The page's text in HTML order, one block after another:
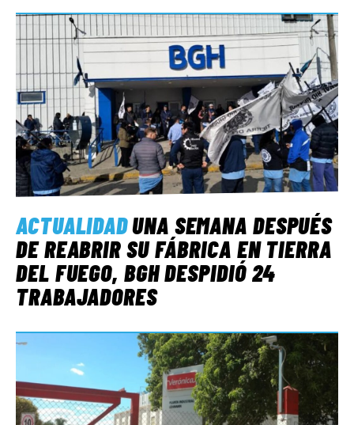
ACTUALIDADUNA SEMANA DESPUÉS
DE REABRIR SU FÁBRICA EN TIERRA
DEL FUEGO, BGH DESPIDIÓ 24
TRABAJADORES